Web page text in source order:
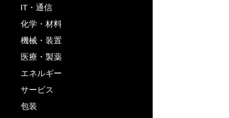
IT・通信
化学・材料
機械・装置
医療・製薬
エネルギー
サービス
包装